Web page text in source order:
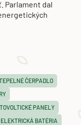
Parlament dal
ČERPADLO
PANELY
ELEKTRICKÁ BATÉRIA